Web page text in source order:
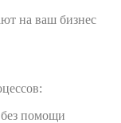
на ваш бизнес
помощи